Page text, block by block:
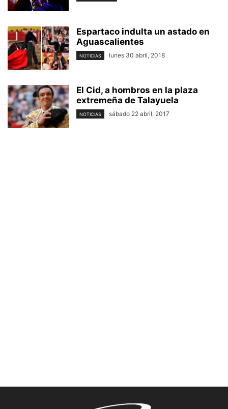
Espartaco indulta un astado en
Aguascalientes
NOTICIAS lunes 30 abril, 2018
El Cid, a hombros en la plaza
extremeña de Talayuela
NOTICIAS sábado 22 abril, 2017